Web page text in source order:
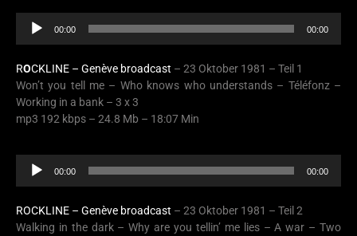
Audio
Player
00:00 00:00
ROCKLINE – Genève broadcast – 23 Oktober 1981 – Teil 1
Won’t you tell me – Who knows who understands – Téléfonz –
Working in a bank – 3 x 3
mp3 192 kbps – 24.8 Mb – 18:07 Min
Audio
Player
00:00 00:00
ROCKLINE – Genève broadcast – 23 Oktober 1981 – Teil 2
Walking in the dark – Why are you tellin’ me lies – A war – Two